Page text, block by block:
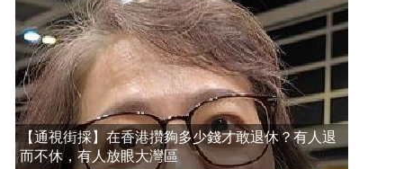
【通視街採】在香港攢夠多少錢才敢退休？有人退
而不休，有人放眼大灣區